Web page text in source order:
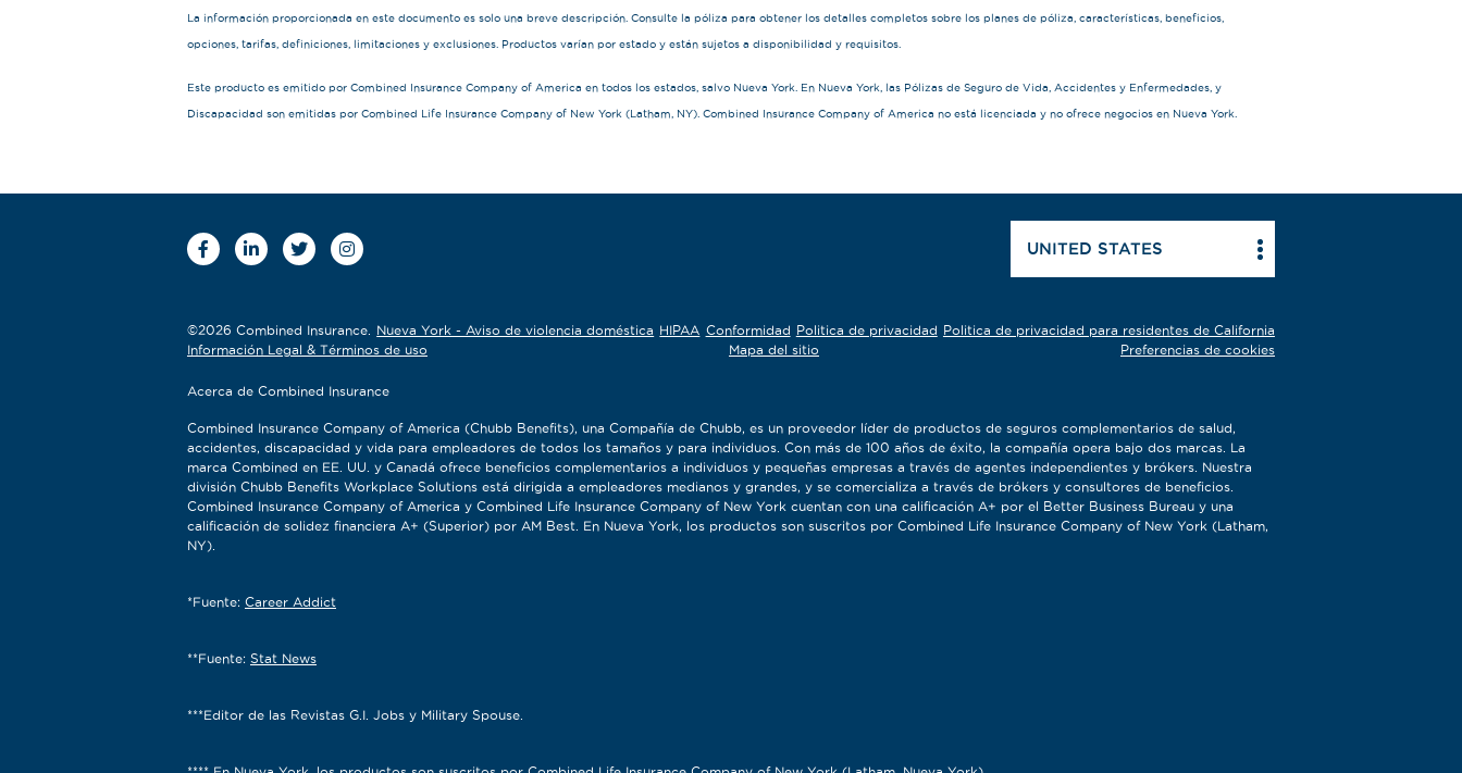
La información proporcionada en este documento es solo una breve descripción. Consulte la póliza para obtener los detalles completos sobre los planes de póliza, características, beneficios,
opciones, tarifas, definiciones, limitaciones y exclusiones. Productos varían por estado y están sujetos a disponibilidad y requisitos.
Este producto es emitido por Combined Insurance Company of America en todos los estados, salvo Nueva York. En Nueva York, las Pólizas de Seguro de Vida, Accidentes y Enfermedades, y
Discapacidad son emitidas por Combined Life Insurance Company of New York (Latham, NY). Combined Insurance Company of America no está licenciada y no ofrece negocios en Nueva York.
FacebookLinkedinTwitterInstagram UNITED STATES
©2026 Combined Insurance. Nueva York - Aviso de violencia doméstica HIPAA Conformidad Politica de privacidad Politica de privacidad para residentes de California
Información Legal & Términos de uso
Mapa del sitio Preferencias de cookies
Acerca de Combined Insurance
Combined Insurance Company of America (Chubb Benefits), una Compañía de Chubb, es un proveedor líder de productos de seguros complementarios de salud,
accidentes, discapacidad y vida para empleadores de todos los tamaños y para individuos. Con más de 100 años de éxito, la compañía opera bajo dos marcas. La
marca Combined en EE. UU. y Canadá ofrece beneficios complementarios a individuos y pequeñas empresas a través de agentes independientes y brókers. Nuestra
división Chubb Benefits Workplace Solutions está dirigida a empleadores medianos y grandes, y se comercializa a través de brókers y consultores de beneficios.
Combined Insurance Company of America y Combined Life Insurance Company of New York cuentan con una calificación A+ por el Better Business Bureau y una
calificación de solidez financiera A+ (Superior) por AM Best. En Nueva York, los productos son suscritos por Combined Life Insurance Company of New York (Latham,
NY).
*Fuente: Career Addict
**Fuente: Stat News
***Editor de las Revistas G.I. Jobs y Military Spouse.